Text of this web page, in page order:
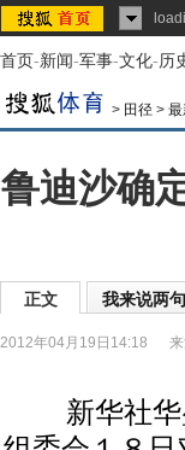
首页-新闻-军事-文化-历
> 田径 >
鲁迪沙确
正文 我来说两句
2012年04月19日14:18 来
新华社华